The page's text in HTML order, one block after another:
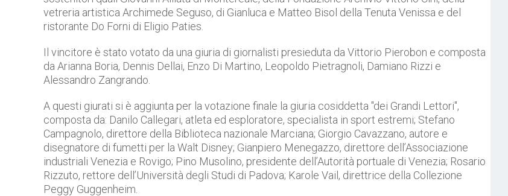
vetreria artistica Archimede Seguso, di Gianluca e Matteo Bisol della Tenuta Venissa e del
ristorante Do Forni di Eligio Paties.
Il vincitore è stato votato da una giuria di giornalisti presieduta da Vittorio Pierobon e composta
da Arianna Boria, Dennis Dellai, Enzo Di Martino, Leopoldo Pietragnoli, Damiano Rizzi e
Alessandro Zangrando.
A questi giurati si è aggiunta per la votazione finale la giuria cosiddetta "dei Grandi Lettori",
composta da: Danilo Callegari, atleta ed esploratore, specialista in sport estremi; Stefano
Campagnolo, direttore della Biblioteca nazionale Marciana; Giorgio Cavazzano, autore e
disegnatore di fumetti per la Walt Disney; Gianpiero Menegazzo, direttore dell’Associazione
industriali Venezia e Rovigo; Pino Musolino, presidente dell’Autorità portuale di Venezia; Rosario
Rizzuto, rettore dell’Università degli Studi di Padova; Karole Vail, direttrice della Collezione
Peggy Guggenheim.